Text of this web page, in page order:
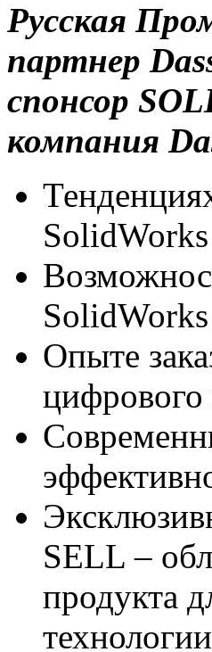
Русская
партнер
спонсор
компания
Опыте
цифрового
SELL –
продукта